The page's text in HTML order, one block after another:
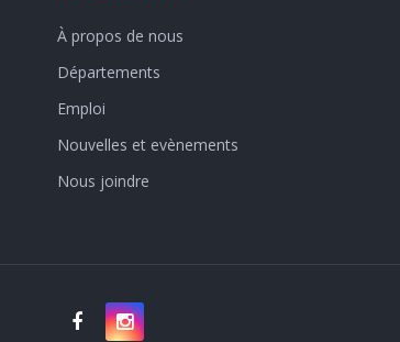
À propos de nous
Départements
Emploi
Nouvelles et evènements
Nous joindre